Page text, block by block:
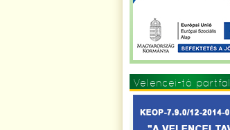
Velencei-tó partfal